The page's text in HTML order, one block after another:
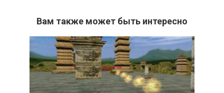
Вам также может быть интересно